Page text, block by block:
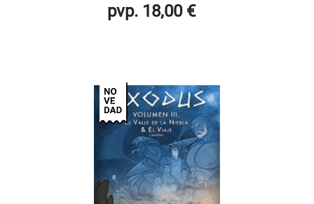
pvp. 18,00 €